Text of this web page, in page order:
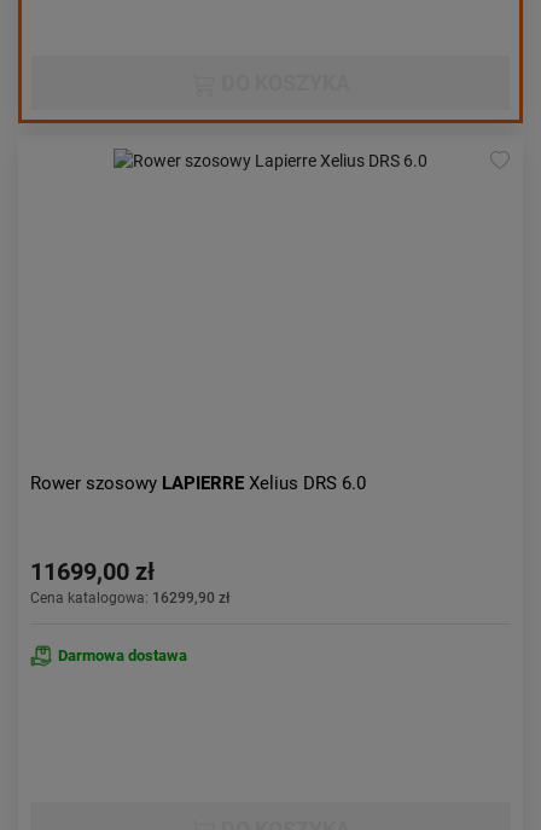
Rower szosowy LAPIERRE Xelius DRS 6.0
11699,00 zł
Cena katalogowa: 16299,90 zł
Darmowa dostawa